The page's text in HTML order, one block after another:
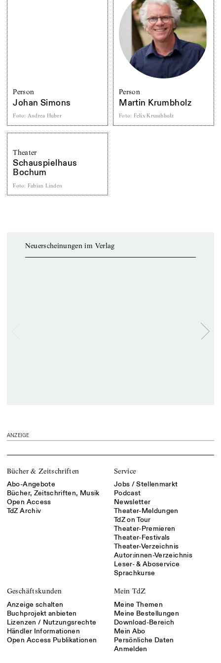
Person
Johan Simons
Foto: Andrea Huber
Person
Martin Krumbholz
Foto: Felix Krumbholz
Theater
Schauspielhaus
Bochum
Foto: Fabian Linden
Neuerscheinungen im Verlag
ANZEIGE
Bücher & Zeitschriften
Abo-Angebote
Bücher, Zeitschriften, Musik
Open Access
TdZ Archiv
Service
Jobs / Stellenmarkt
Podcast
Newsletter
Theater-Meldungen
TdZ on Tour
Theater-Premieren
Theater-Festivals
Theater-Verzeichnis
Autor:innen-Verzeichnis
Leser- & Aboservice
Sprachkurse
Geschäftskunden
Anzeige schalten
Buchprojekt anbieten
Lizenzen / Nutzungsrechte
Händler Informationen
Open Access Publikationen
Mein TdZ
Meine Themen
Meine Bestellungen
Download-Bereich
Mein Abo
Persönliche Daten
Anmelden